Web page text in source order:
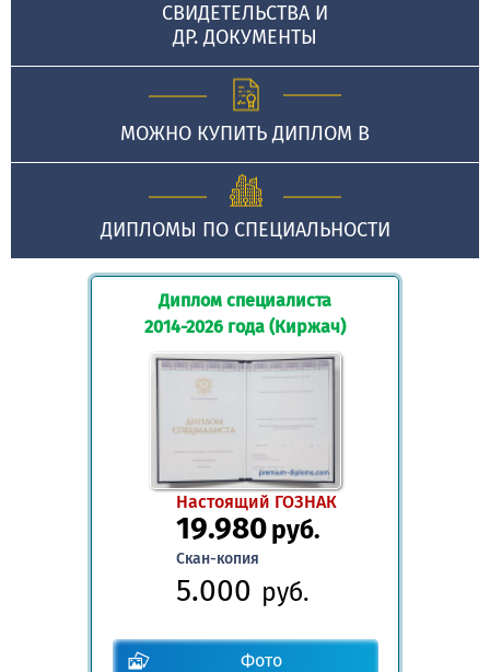
СВИДЕТЕЛЬСТВА И
ДР. ДОКУМЕНТЫ
МОЖНО КУПИТЬ ДИПЛОМ В
ДИПЛОМЫ ПО СПЕЦИАЛЬНОСТИ
Диплом специалиста
2014-2026 года (Киржач)
Настоящий ГОЗНАК
19.980руб.
Скан-копия
5.000 руб.
Фото